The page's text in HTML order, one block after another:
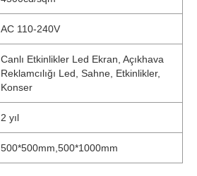
AC 110-240V
Canlı Etkinlikler Led Ekran, Açıkhava
Reklamcılığı Led, Sahne, Etkinlikler,
Konser
2 yıl
500*500mm,500*1000mm